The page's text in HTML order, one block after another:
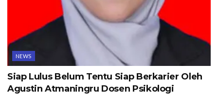
NEWS
Siap Lulus Belum Tentu Siap Berkarier Oleh
Agustin Atmaningru Dosen Psikologi